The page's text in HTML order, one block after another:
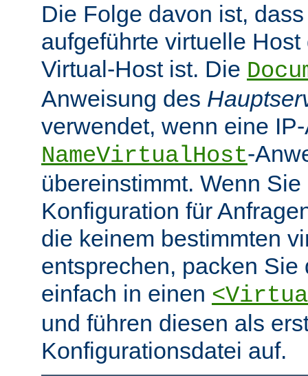
Die Folge davon ist,
aufgeführte virtuelle
Virtual-Host ist. Die
Anweisung des
verwendet, wenn eine
NameVirtualHost-
übereinstimmt. Wenn
Konfiguration für
die keinem bestimmten
entsprechen, packen
einfach in einen
und führen diesen als
Konfigurationsdatei auf.